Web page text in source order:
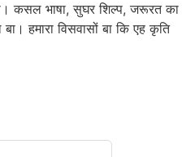
कसल भाषा, सुघर शिल्प, जरूरत का
हमारा विसवासों बा कि एह कृति